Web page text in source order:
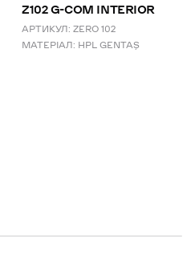
Z102 G-COM INTERIOR
АРТИКУЛ: ZERO 102
МАТЕРІАЛ: HPL GENTAŞ